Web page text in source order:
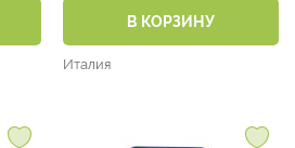
В КОРЗИНУ
Италия